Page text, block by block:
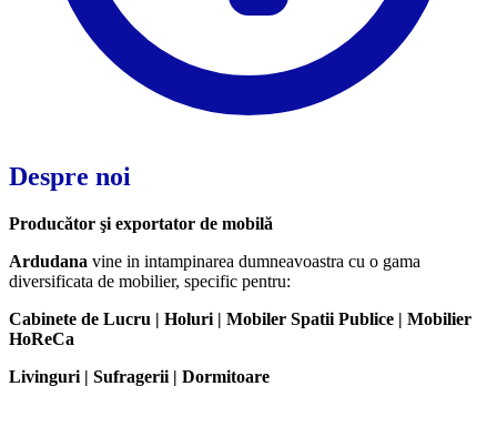
Despre noi
Producător şi exportator de mobilă
Ardudana vine in intampinarea dumneavoastra cu o gama
diversificata de mobilier, specific pentru:
Cabinete de Lucru | Holuri | Mobiler Spatii Publice | Mobilier
HoReCa
Livinguri | Sufragerii | Dormitoare